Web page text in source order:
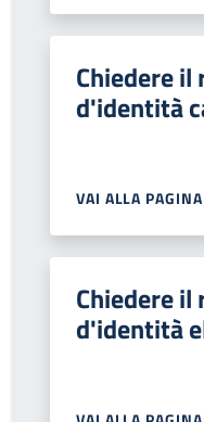
Chiedere
d'identità
VAI ALLA PAGINA
Chiedere
d'identità